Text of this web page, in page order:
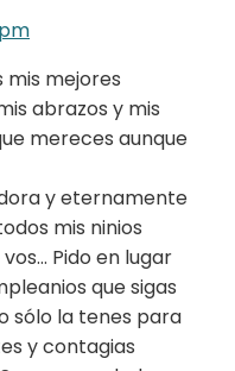
mejores
abrazos y mis
mereces aunque
y eternamente
mis ninios
Pido en lugar
que sigas
sólo la tenes para
y contagias